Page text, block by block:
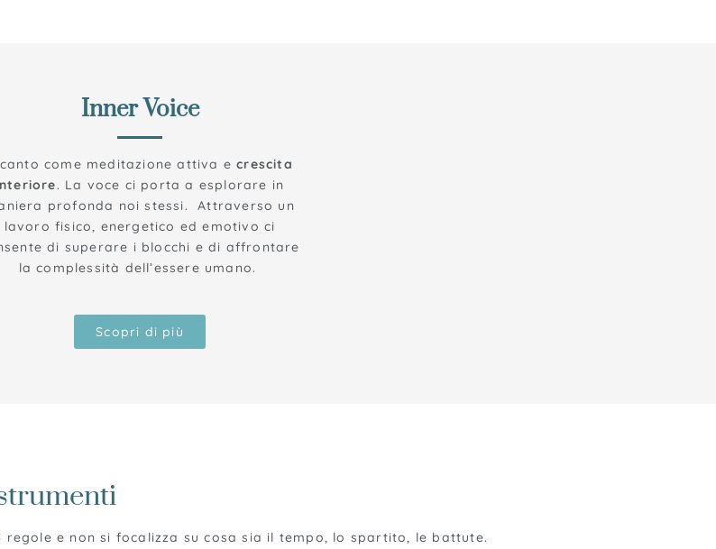
Inner Voice
come meditazione attiva ecrescita
. La voce ci porta a esplorare in
profonda noi stessi. Attraverso un
lavoro fisico, energetico ed emotivo ci
di superare i blocchi e di affrontare
la complessità dell’essere umano.
Scopri di più
e non si focalizza su cosa sia il tempo, lo spartito, le battute.